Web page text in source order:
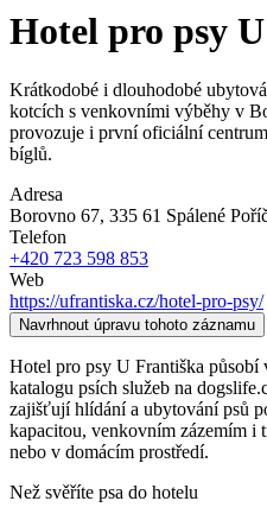
Hotel pro psy
Krátkodobé i dlouhodobé
kotcích s venkovními výběhy v
provozuje i první oficiální
bíglů.
Adresa
Borovno 67, 335 61 Spálené
Telefon
+420 723 598 853
Web
https://ufrantiska.cz/hotel-pro-psy/
Navrhnout úpravu tohoto záznamu
Hotel pro psy U Františka působí
katalogu psích služeb na
zajišťují hlídání a ubytování psů
kapacitou, venkovním zázemím i
nebo v domácím prostředí.
Než svěříte psa do hotelu